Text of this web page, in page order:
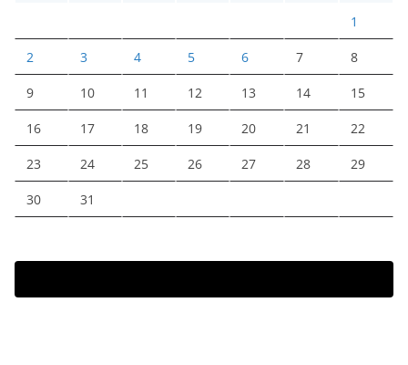
1
2 3 4 5 6 7 8
9 10 11 12 13 14 15
16 17 18 19 20 21 22
23 24 25 26 27 28 29
30 31